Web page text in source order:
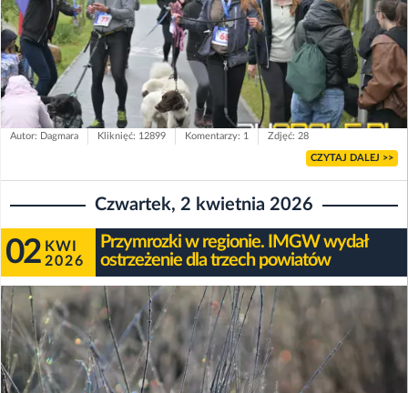
Autor: Dagmara Kliknięć: 12899 Komentarzy: 1 Zdjęć: 28
CZYTAJ DALEJ >>
Czwartek, 2 kwietnia 2026
02 KWI
2026
Przymrozki w regionie. IMGW wydał
ostrzeżenie dla trzech powiatów